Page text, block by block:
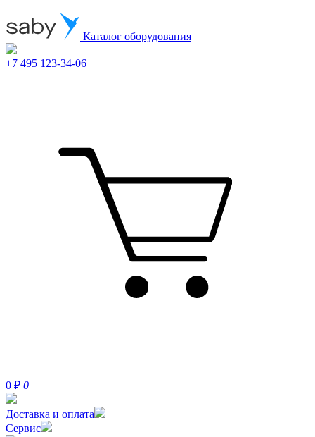
Каталог оборудования
+7 495 123-34-06
0 ₽ 0
Доставка и оплата
Сервис